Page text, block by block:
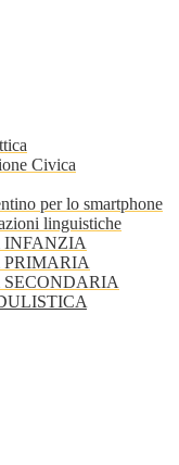
Civica
per lo smartphone
linguistiche
INFANZIA
PRIMARIA
SECONDARIA